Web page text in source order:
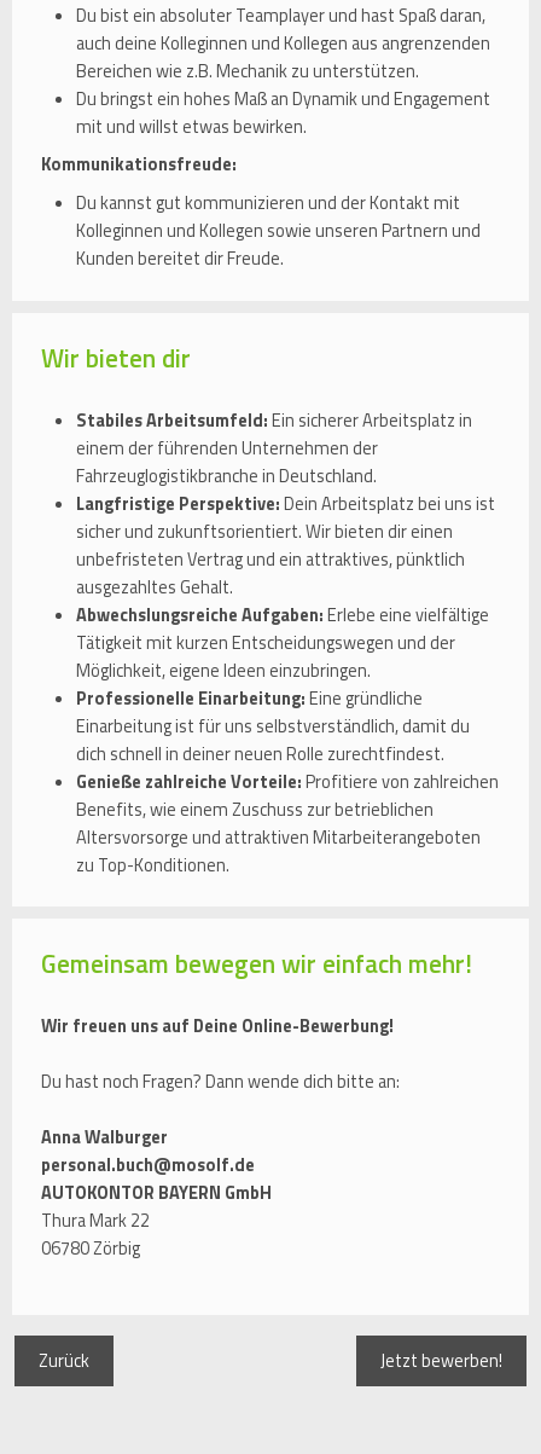
Du bist ein absoluter Teamplayer und hast Spaß daran,
auch deine Kolleginnen und Kollegen aus angrenzenden
Bereichen wie z.B. Mechanik zu unterstützen.
Du bringst ein hohes Maß an Dynamik und Engagement
mit und willst etwas bewirken.
Kommunikationsfreude:
Du kannst gut kommunizieren und der Kontakt mit
Kolleginnen und Kollegen sowie unseren Partnern und
Kunden bereitet dir Freude.
Wir bieten dir
Stabiles Arbeitsumfeld:Ein sicherer Arbeitsplatz in
einem der führenden Unternehmen der
Fahrzeuglogistikbranche in Deutschland.
Langfristige Perspektive:Dein Arbeitsplatz bei uns ist
sicher und zukunftsorientiert. Wir bieten dir einen
unbefristeten Vertrag und ein attraktives, pünktlich
ausgezahltes Gehalt.
Abwechslungsreiche Aufgaben:Erlebe eine vielfältige
Tätigkeit mit kurzen Entscheidungswegen und der
Möglichkeit, eigene Ideen einzubringen.
Professionelle Einarbeitung:Eine gründliche
Einarbeitung ist für uns selbstverständlich, damit du
dich schnell in deiner neuen Rolle zurechtfindest.
Genieße zahlreiche Vorteile:Profitiere von zahlreichen
Benefits, wie einem Zuschuss zur betrieblichen
Altersvorsorge und attraktiven Mitarbeiterangeboten
zu Top-Konditionen.
Gemeinsam bewegen wir einfach mehr!
Wir freuen uns auf Deine Online-Bewerbung!
Du hast noch Fragen? Dann wende dich bitte an:
Anna Walburger
personal.buch@mosolf.de
AUTOKONTOR BAYERN GmbH
Thura Mark 22
06780 Zörbig
Zurück Jetzt bewerben!